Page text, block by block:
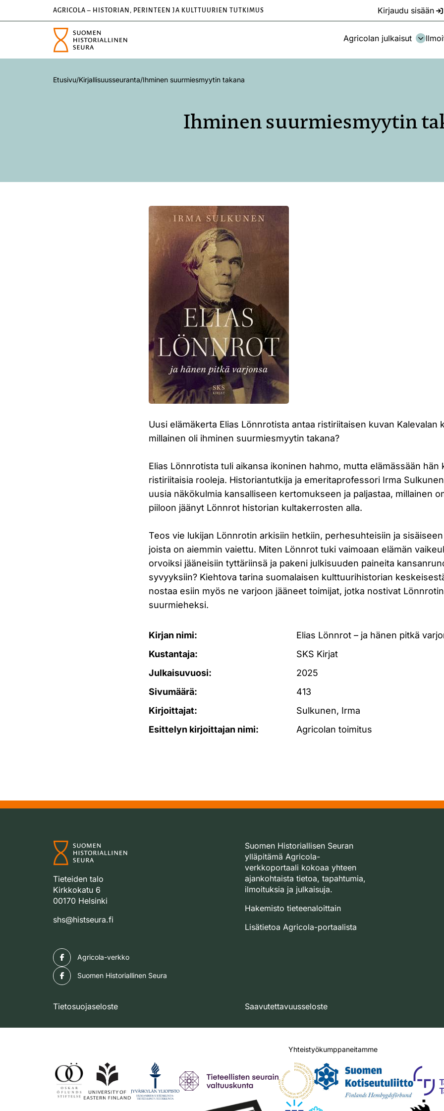
AGRICOLA – HISTORIAN, PERINTEEN JA KULTTUURIEN TUTKIMUS Kirjaudu sisään
Agricolan julkaisut
Etusivu/Kirjallisuusseuranta/Ihminen suurmiesmyytin takana
Ihminen suurmiesmyytin
Uusi elämäkerta Elias Lönnrotista antaa ristiriitaisen kuvan Kalevalan
millainen oli ihminen suurmiesmyytin takana?
Elias Lönnrotista tuli aikansa ikoninen hahmo, mutta elämässään hän
ristiriitaisia rooleja. Historiantutkija ja emeritaprofessori Irma
uusia näkökulmia kansalliseen kertomukseen ja paljastaa, millainen
piiloon jäänyt Lönnrot historian kultakerrosten alla.
Teos vie lukijan Lönnrotin arkisiin hetkiin, perhesuhteisiin ja sisäiseen
joista on aiemmin vaiettu. Miten Lönnrot tuki vaimoaan elämän
orvoiksi jääneisiin tyttäriinsä ja pakeni julkisuuden paineita
syvyyksiin? Kiehtova tarina suomalaisen kulttuurihistorian
nostaa esiin myös ne varjoon jääneet toimijat, jotka nostivat
suurmieheksi.
Kirjan nimi:
Elias Lönnrot – ja hänen pitkä
Kustantaja:
SKS Kirjat
Julkaisuvuosi:
2025
Sivumäärä:
413
Kirjoittajat:
Sulkunen, Irma
Esittelyn kirjoittajan nimi:
Agricolan toimitus
Tieteiden talo
Kirkkokatu 6
00170 Helsinki
shs@histseura.fi
Suomen Historiallisen Seuran
ylläpitämä Agricola-
verkkoportaali kokoaa yhteen
ajankohtaista tietoa, tapahtumia,
ilmoituksia ja julkaisuja.
Hakemisto tieteenaloittain
Lisätietoa Agricola-portaalista
Agricola-verkko
Suomen Historiallinen Seura
Tietosuojaseloste Saavutettavuusseloste
Yhteistyökumppaneitamme